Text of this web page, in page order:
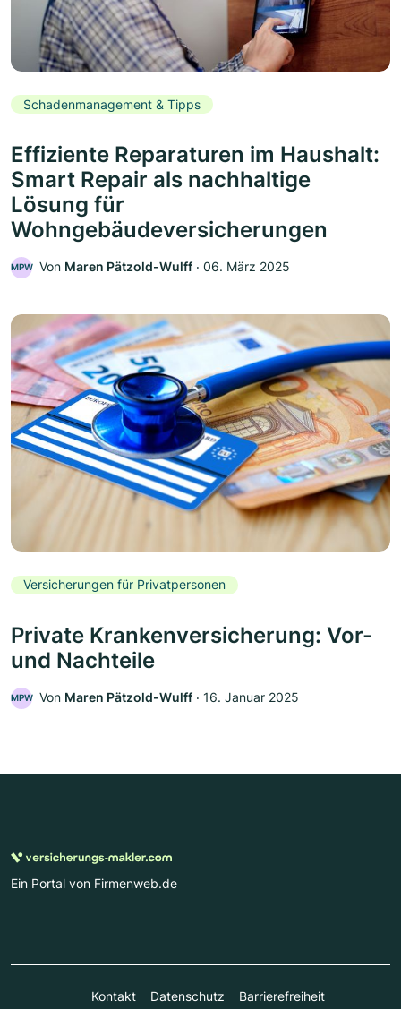
Schadenmanagement & Tipps
Effiziente Reparaturen im Haushalt:
Smart Repair als nachhaltige
Lösung für
Wohngebäudeversicherungen
MPW Von Maren Pätzold-Wulff ‧ 06. März 2025
Versicherungen für Privatpersonen
Private Krankenversicherung: Vor-
und Nachteile
MPW Von Maren Pätzold-Wulff ‧ 16. Januar 2025
Ein Portal von Firmenweb.de
Kontakt Datenschutz Barrierefreiheit